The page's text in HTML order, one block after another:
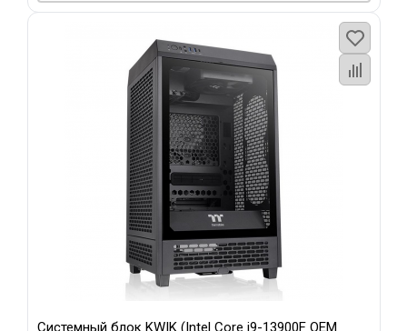
Системный блок KWIK (Intel Core i9-13900F OEM